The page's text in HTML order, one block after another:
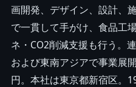
画開発、デザイン、設計、
で一貫して手がけ、食品工
ネ・CO2削減支援も行う。
および東南アジアで事業展
円。本社は東京都新宿区。